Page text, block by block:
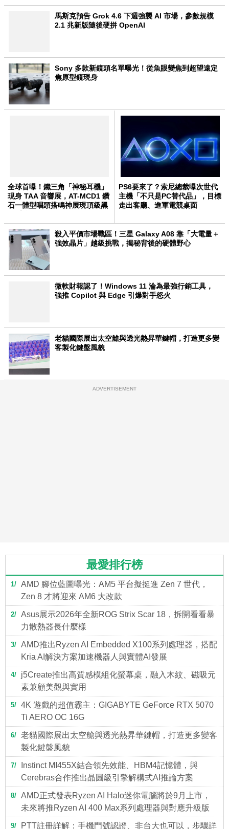
馬斯克預告 Grok 4.6 下週強襲 AI 市場，參數規模
2.1 兆新版隨後硬拼 OpenAI
Sony 多款新鏡頭名單曝光！從魚眼變焦到超望遠定
焦原型鏡現身
全球首曝！鐵三角「神秘耳機」
現身 TAA 音響展，AT-MCD1 鑽
石一體型唱頭搭鳴神展現頂級黑
PS6要來了？索尼總裁曝次世代
主機「不只是PC替代品」，目標
走出客廳、進軍電競桌面
殺入平價市場戰區！三星 Galaxy A08 靠「大電量＋
強效晶片」越級挑戰，揭秘背後的硬體野心
微軟財報認了！Windows 11 淪為最強行銷工具，
強推 Copilot 與 Edge 引爆對手怒火
老貓國際展出太空艙與透光熱昇華鍵帽，打造更多變
客製化鍵盤風貌
ADVERTISEMENT
最愛排行榜
1
AMD 腳位藍圖曝光：AM5 平台擬挺進 Zen 7 世代，
Zen 8 才將迎來 AM6 大改款
2
Asus展示2026年全新ROG Strix Scar 18，拆開看看暴
力散熱器長什麼樣
3
AMD推出Ryzen AI Embedded X100系列處理器，搭配
Kria AI解決方案加速機器人與實體AI發展
4
j5Create推出高質感模組化螢幕桌，融入木紋、磁吸元
素兼顧美觀與實用
5
4K 遊戲的超值霸主：GIGABYTE GeForce RTX 5070
Ti AERO OC 16G
6
老貓國際展出太空艙與透光熱昇華鍵帽，打造更多變客
製化鍵盤風貌
7
Instinct MI455X結合領先效能、HBM4記憶體，與
Cerebras合作推出晶圓級引擎解構式AI推論方案
8
AMD正式發表Ryzen AI Halo迷你電腦將於9月上市，
未來將推Ryzen AI 400 Max系列處理器與對應升級版
9 PTT註冊詳解：手機門號認證、非台大也可以，步驟詳